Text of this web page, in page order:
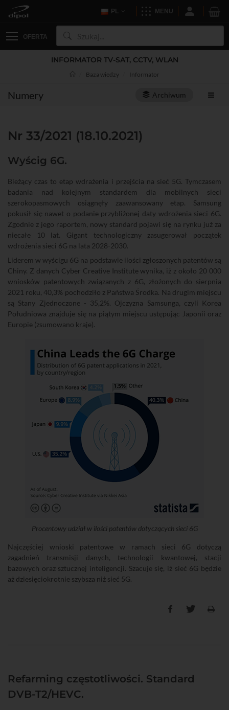
PL MENU
OFERTA
INFORMATOR TV-SAT, CCTV, WLAN
Baza wiedzy Informator
Numery Archiwum
Nr 33/2021 (18.10.2021)
Wyścig 6G.
Bieżący czas to etap wdrażenia i przejścia na sieć 5G. Tymczasem
badania nad kolejnym standardem dla mobilnych sieci
szerokopasmowych osiągnęły zaawansowany etap. Samsung
pokusił się nawet o podanie przybliżonej daty wdrożenia sieci 6G.
Zgodnie z jego raportem, nowy standard pojawi się na rynku już za
niecałe 10 lat. Gigant technologiczny zasugerował początek
wdrożenia sieci 6G na lata 2028-2030.
Liderem w wyścigu 6G na podstawie ilości zgłoszonych patentów są
Chiny. Z danych Cyber Creative Institute wynika, iż z około 20 000
wniosków patentowych związanych z 6G, złożonych do sierpnia
2021 roku, 40,3% pochodziło z Państwa Środka. Na drugim miejscu
są Stany Zjednoczone - 35,2%. Ojczyzna Samsunga, czyli Korea
Południowa znajduje się na piątym miejscu ustępując Japonii oraz
Europie (zsumowano kraje).
Procentowy udział w ilości patentów dotyczących sieci 6G
Najczęściej wnioski patentowe w ramach sieci 6G dotyczą
zagadnień transmisji danych, technologii kwantowej, stacji
bazowych oraz sztucznej inteligencji. Szacuje się, iż sieć 6G będzie
aż dziesięciokrotnie szybsza niż sieć 5G.
Refarming częstotliwości. Standard
DVB-T2/HEVC.